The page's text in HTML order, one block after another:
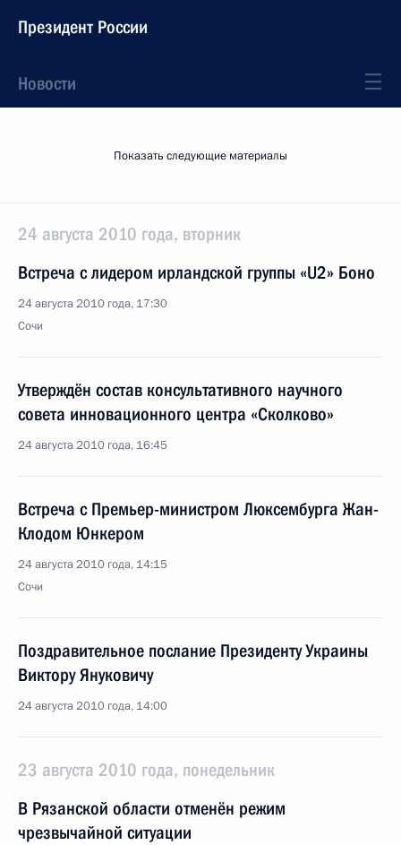
Президент России
Новости
Показать следующие материалы
24 августа 2010 года, вторник
Встреча с лидером ирландской группы «U2» Боно
24 августа 2010 года, 17:30
Сочи
Утверждён состав консультативного научного
совета инновационного центра «Сколково»
24 августа 2010 года, 16:45
Встреча с Премьер-министром Люксембурга Жан-
Клодом Юнкером
24 августа 2010 года, 14:15
Сочи
Поздравительное послание Президенту Украины
Виктору Януковичу
24 августа 2010 года, 14:00
23 августа 2010 года, понедельник
В Рязанской области отменён режим
чрезвычайной ситуации